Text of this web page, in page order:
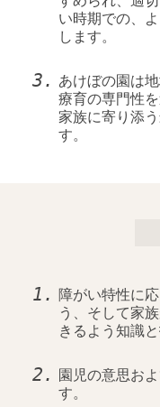
い時期での、
します。
あけぼの園は
療育の専門性
家族に寄り添
す。
障がい特性に
う、そして家
きるよう知識
園児の意思お
す。